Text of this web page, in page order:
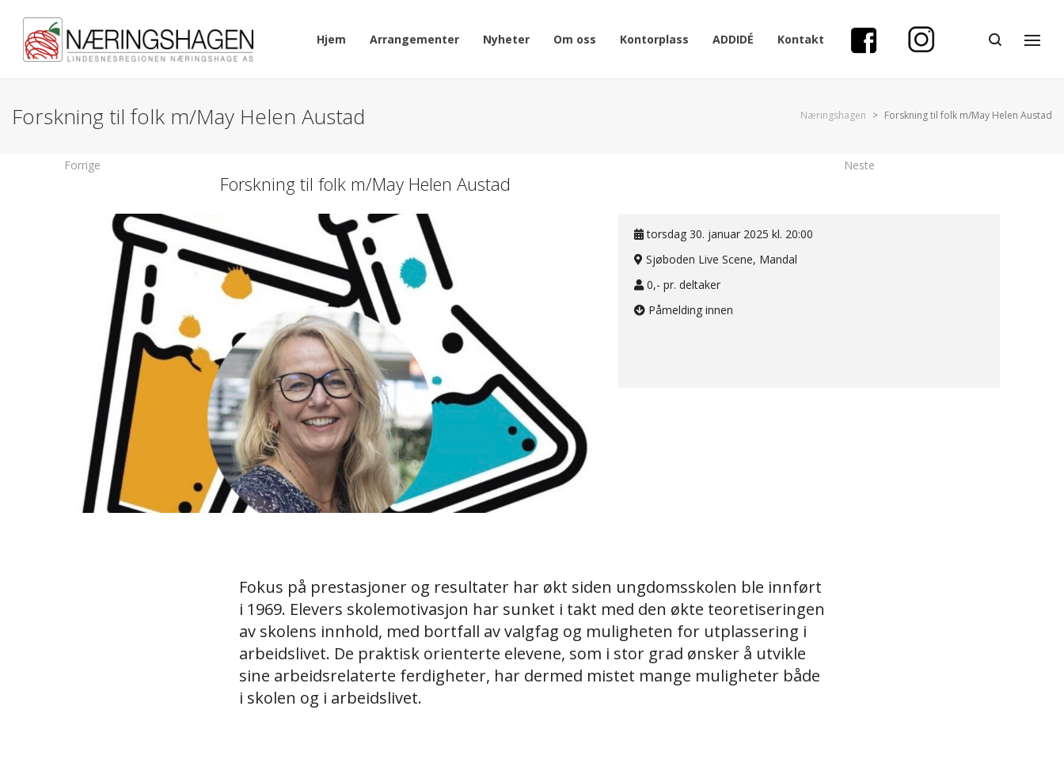
Hjem Arrangementer Nyheter Om oss Kontorplass ADDIDÉ Kontakt
Forskning til folk m/May Helen Austad Næringshagen > Forskning til folk m/May Helen Austad
Forrige
Forskning til folk m/May Helen Austad
Neste
torsdag 30. januar 2025 kl. 20:00
Sjøboden Live Scene, Mandal
0,- pr. deltaker
Påmelding innen
Fokus på prestasjoner og resultater har økt siden ungdomsskolen ble innført
i 1969. Elevers skolemotivasjon har sunket i takt med den økte teoretiseringen
av skolens innhold, med bortfall av valgfag og muligheten for utplassering i
arbeidslivet. De praktisk orienterte elevene, som i stor grad ønsker å utvikle
sine arbeidsrelaterte ferdigheter, har dermed mistet mange muligheter både
i skolen og i arbeidslivet.